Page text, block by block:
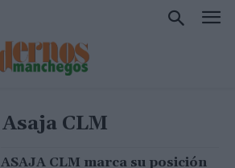
Asaja CLM
ASAJA CLM marca su posición